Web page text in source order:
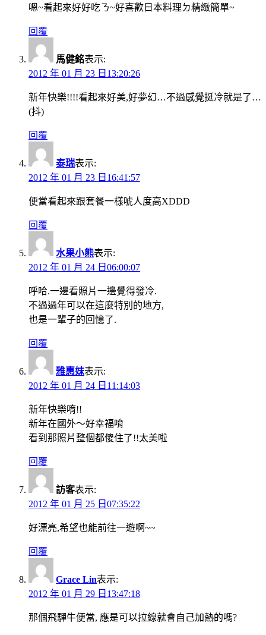
嗯~看起來好好吃ㄋ~好喜歡日本料理ㄉ精緻簡單~
回覆
馬健銘表示:
2012 年 01 月 23 日13:20:26
新年快樂!!!!看起來好美,好夢幻…不過感覺挺冷就是了…
(抖)
回覆
泰瑞表示:
2012 年 01 月 23 日16:41:57
便當看起來跟套餐一樣唬人度高XDDD
回覆
水果小熊表示:
2012 年 01 月 24 日06:00:07
呼哈.一邊看照片一邊覺得發冷.
不過過年可以在這麼特別的地方,
也是一輩子的回憶了.
回覆
雅惠妹表示:
2012 年 01 月 24 日11:14:03
新年快樂唷!!
新年在國外～好幸福唷
看到那照片整個都傻住了!!太美啦
回覆
訪客表示:
2012 年 01 月 25 日07:35:22
好漂亮,希望也能前往一遊啊~~
回覆
Grace Lin表示:
2012 年 01 月 29 日13:47:18
那個飛驒牛便當, 應是可以拉線就會自己加熱的嗎?